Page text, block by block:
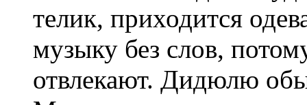
телик, приходится
музыку без слов,
отвлекают. Дидюлю